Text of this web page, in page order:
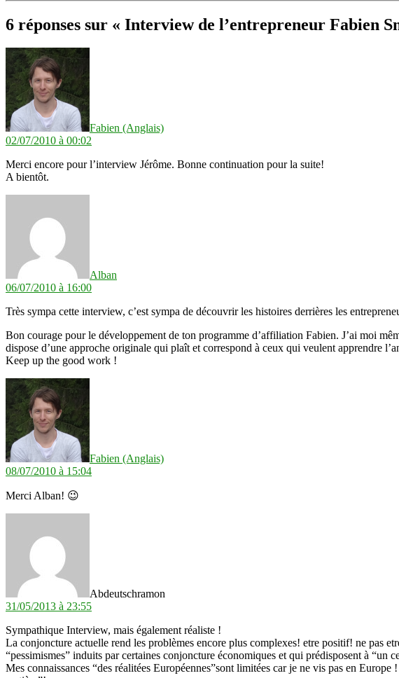
6 réponses sur « Interview de l’entrepreneur Fabien
Fabien (Anglais)
02/07/2010 à 00:02
Merci encore pour l’interview Jérôme. Bonne continuation pour la suite!
A bientôt.
Alban
06/07/2010 à 16:00
Très sympa cette interview, c’est sympa de découvrir les histoires derrières les
Bon courage pour le développement de ton programme d’affiliation Fabien. J’ai moi
dispose d’une approche originale qui plaît et correspond à ceux qui veulent apprendre
Keep up the good work !
Fabien (Anglais)
08/07/2010 à 15:04
Merci Alban! 😉
Abdeutschramon
31/05/2013 à 23:55
Sympathique Interview, mais également réaliste !
La conjoncture actuelle rend les problèmes encore plus complexes! etre positif! ne pas
“pessimismes” induits par certaines conjoncture économiques et qui prédisposent à “un
Mes connaissances “des réalitées Européennes”sont limitées car je ne vis pas en